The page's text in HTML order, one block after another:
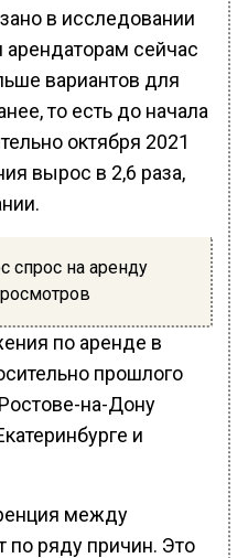
в исследовании
сейчас
вариантов для
то есть до начала
октября 2021
вырос в 2,6 раза,
спрос на аренду
по аренде в
прошлого
на-Дону
и
между
по ряду причин. Это